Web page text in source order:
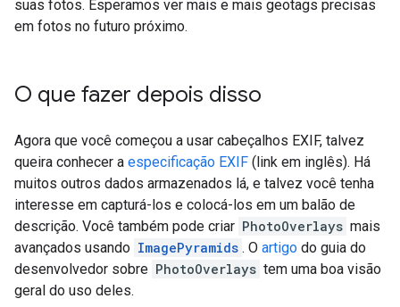
suas fotos. Esperamos ver mais e mais geotags precisas
em fotos no futuro próximo.
O que fazer depois disso
Agora que você começou a usar cabeçalhos EXIF, talvez
queira conhecer a especificação EXIF (link em inglês). Há
muitos outros dados armazenados lá, e talvez você tenha
interesse em capturá-los e colocá-los em um balão de
descrição. Você também pode criar PhotoOverlays mais
avançados usando ImagePyramids . O artigo do guia do
desenvolvedor sobre PhotoOverlays tem uma boa visão
geral do uso deles.